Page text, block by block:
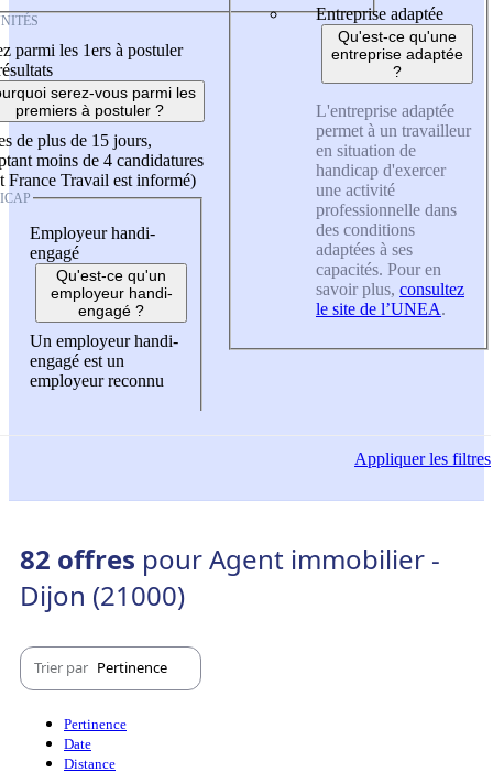
parmi les 1ers à postuler
serez-vous parmi les
premiers à postuler ?
de plus de 15 jours,
moins de 4 candidatures
France Travail est informé)
Employeur handi-
engagé
Qu'est-ce qu'un
employeur handi-
engagé ?
Un employeur handi-
engagé est un
employeur reconnu
Entreprise adaptée
Qu'est-ce qu'une
entreprise adaptée
?
L'entreprise adaptée
permet à un travailleur
en situation de
handicap d'exercer
une activité
professionnelle dans
des conditions
adaptées à ses
capacités. Pour en
savoir plus, consultez
le site de l’UNEA.
Appliquerles filtres
82 offres pour Agent immobilier -
Dijon (21000)
Trier par Pertinence
Pertinence
Date
Distance